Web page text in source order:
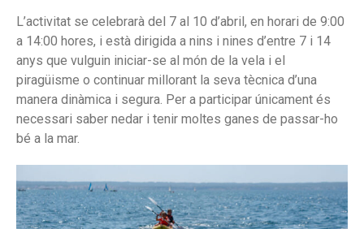
Mai és tard per a aprendre a
navegar. Inscriu-te a l’Escola
d’Adults
Maria de Lluc Bestard i Stepan
Trofeu Mamà Optimist S. M. La
Reina
L’activitat se celebrarà del 7 al 10 d’abril, en horari de 9:00
a 14:00 hores, i està dirigida a nins i nines d’entre 7 i 14
anys que vulguin iniciar-se al món de la vela i el
piragüisme o continuar millorant la seva tècnica d’una
manera dinàmica i segura. Per a participar únicament és
necessari saber nedar i tenir moltes ganes de passar-ho
bé a la mar.